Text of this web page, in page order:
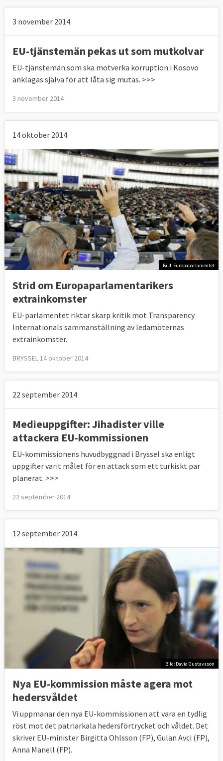
3 november 2014
EU-tjänstemän pekas ut som mutkolvar
EU-tjänstemän som ska motverka korruption i Kosovo
anklagas själva för att låta sig mutas. >>>
3 november 2014
14 oktober 2014
Bild: Europaparlamentet
Strid om Europaparlamentarikers
extrainkomster
EU-parlamentet riktar skarp kritik mot Transparency
Internationals sammanställning av ledamöternas
extrainkomster.
BRYSSEL 14 oktober 2014
22 september 2014
Medieuppgifter: Jihadister ville
attackera EU-kommissionen
EU-kommissionens huvudbyggnad i Bryssel ska enligt
uppgifter varit målet för en attack som ett turkiskt par
planerat. >>>
22 september 2014
12 september 2014
Bild: David Gustavsson
Nya EU-kommission måste agera mot
hedersvåldet
Vi uppmanar den nya EU-kommissionen att vara en tydlig
röst mot det patriarkala hedersförtrycket och våldet. Det
skriver EU-minister Birgitta Ohlsson (FP), Gulan Avci (FP),
Anna Manell (FP).